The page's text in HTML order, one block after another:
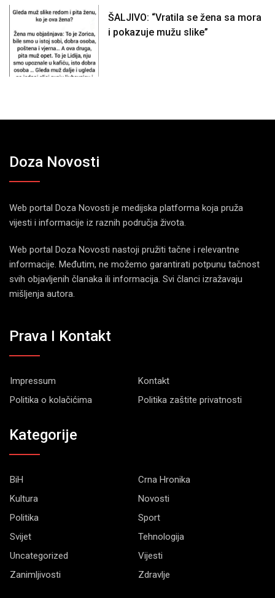
ŠALJIVO: “Vratila se žena sa mora
i pokazuje mužu slike”
Doza Novosti
Web portal Doza Novosti je medijska platforma koja pruža
vijesti i informacije iz raznih područja života.
Web portal Doza Novosti nastoji pružiti tačne i relevantne
informacije. Međutim, ne možemo garantirati potpunu tačnost
svih objavljenih članaka ili informacija. Svi članci izražavaju
mišljenja autora.
Prava I Kontakt
Impressum
Kontakt
Politika o kolačićima
Politika zaštite privatnosti
Kategorije
BiH
Crna Hronika
Kultura
Novosti
Politika
Sport
Svijet
Tehnologija
Uncategorized
Vijesti
Zanimljivosti
Zdravlje